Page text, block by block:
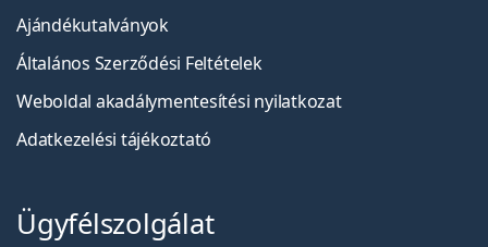
Ajándékutalványok
Általános Szerződési Feltételek
Weboldal akadálymentesítési nyilatkozat
Adatkezelési tájékoztató
Ügyfélszolgálat